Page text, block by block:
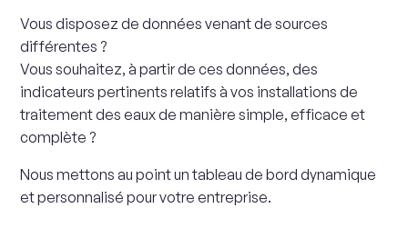
Vous disposez de données venant de sources
différentes ?
Vous souhaitez, à partir de ces données, des
indicateurs pertinents relatifs à vos installations de
traitement des eaux de manière simple, efficace et
complète ?
Nous mettons au point un tableau de bord dynamique
et personnalisé pour votre entreprise.